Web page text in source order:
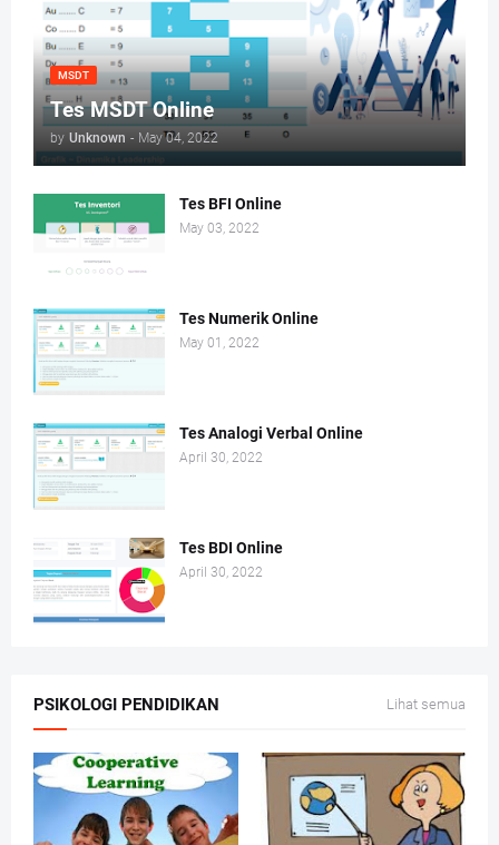
MSDT
Tes MSDT Online
by Unknown - May 04, 2022
Tes BFI Online
May 03, 2022
Tes Numerik Online
May 01, 2022
Tes Analogi Verbal Online
April 30, 2022
Tes BDI Online
April 30, 2022
PSIKOLOGI PENDIDIKAN Lihat semua